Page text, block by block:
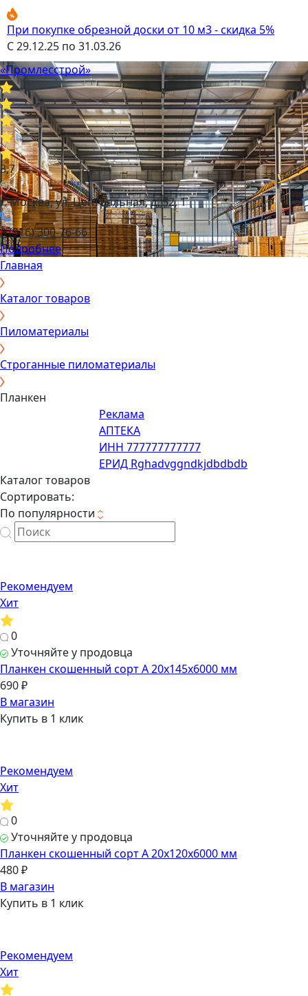
При покупке обрезной доски от 10 м3 - скидка 5%
С 29.12.25 по 31.03.26
«Промлесстрой»
3,7
г. Москва, ул. Центральная, д. 52, 1
8 (916) 300-76-66
Подробнее
Главная
Каталог товаров
Пиломатериалы
Строганные пиломатериалы
Планкен
ИНН 777777777777
ЕРИД Rghadvggndkjdbdbdb
Каталог товаров
Сортировать:
По популярности
Рекомендуем
Хит
0
Уточняйте у продовца
Планкен скошенный сорт А 20х145х6000 мм
690 ₽
В магазин
Купить в 1 клик
Рекомендуем
Хит
0
Уточняйте у продовца
Планкен скошенный сорт А 20х120х6000 мм
480 ₽
В магазин
Купить в 1 клик
Рекомендуем
Хит